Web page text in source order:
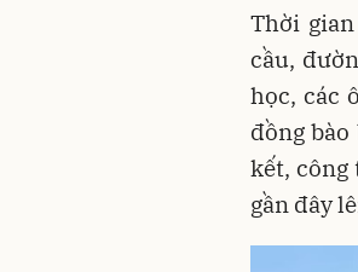
Thời
cầu,
học, các
đồng
kết, công
gần đây